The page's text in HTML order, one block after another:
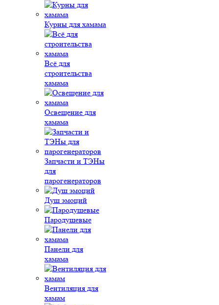
Курны для хамама
Всё для
строительства
хамама
Освещение для
хамама
Запчасти и ТЭНы
для
парогенераторов
Душ эмоций
Пародушевые
Панели для
хамама
Вентиляция для
хамам